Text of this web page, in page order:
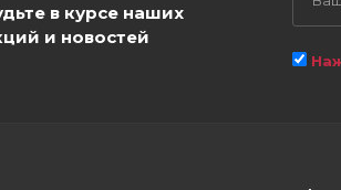
в курсе наших
и новостей